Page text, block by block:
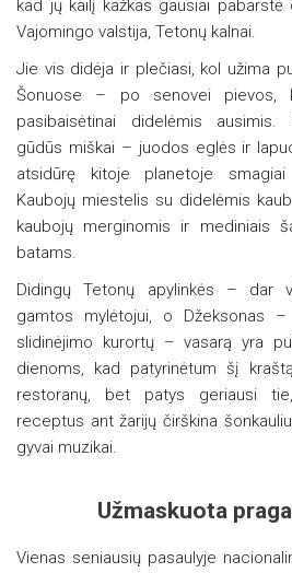
kad jų kailį kažkas gausiai pabarstė
Vajomingo valstija, Tetonų kalnai.
Jie vis didėja ir plečiasi, kol užima
Šonuose – po senovei pievos,
pasibaisėtinai didelėmis ausimis.
gūdūs miškai – juodos eglės ir
atsidūrę kitoje planetoje
Kaubojų miestelis su didelėmis
kaubojų merginomis ir mediniais
batams.
Didingų Tetonų apylinkės – dar
gamtos mylėtojui, o Džeksonas –
slidinėjimo kurortų – vasarą yra
dienoms, kad patyrinėtum šį
restoranų, bet patys geriausi
receptus ant žarijų čirškina
gyvai muzikai.
Užmaskuota
Vienas seniausių pasaulyje